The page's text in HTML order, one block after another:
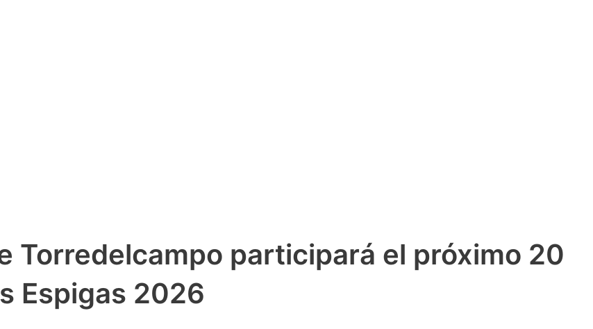
Torredelcampo participará el próximo 20
Espigas 2026